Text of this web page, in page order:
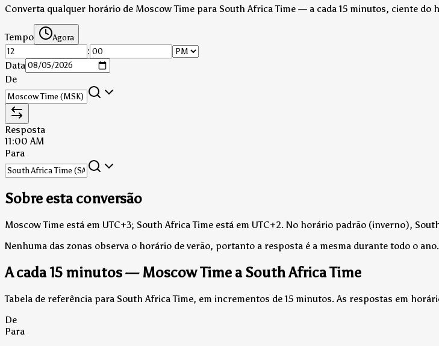
Converta qualquer horário de Moscow Time para South Africa Time — a cada 15 minutos, ciente do
Tempo Agora
:
Data
De
Resposta
11:00 AM
Para
Sobre esta conversão
Moscow Time está em UTC+3; South Africa Time está em UTC+2. No horário padrão (inverno),
Nenhuma das zonas observa o horário de verão, portanto a resposta é a mesma durante todo o ano.
A cada 15 minutos — Moscow Time a South Africa Time
Tabela de referência para South Africa Time, em incrementos de 15 minutos. As respostas em
De
Para